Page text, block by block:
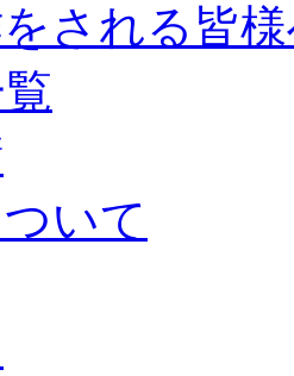
される皆
いて